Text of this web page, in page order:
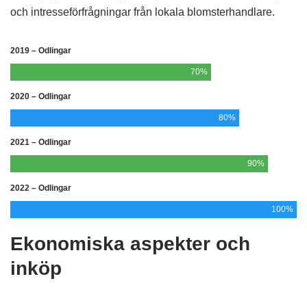
och intresseförfrågningar från lokala blomsterhandlare.
2019 – Odlingar
70%
2020 – Odlingar
80%
2021 – Odlingar
90%
2022 – Odlingar
100%
Ekonomiska aspekter och
inköp